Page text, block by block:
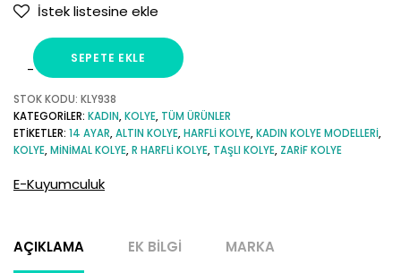
İstek listesine ekle
Harfli
Minimal
14
Altın
SEPETE EKLE
STOK KODU: KLY938
KATEGORILER: KADIN,KOLYE, TÜM ÜRÜNLER
ETIKETLER: 14 AYAR,ALTIN KOLYE,HARFLI KOLYE,KADIN KOLYE MODELLERI,
KOLYE,MINIMAL KOLYE,R HARFLI KOLYE, TAŞLI KOLYE, ZARIF KOLYE
E-Kuyumculuk
AÇIKLAMA EK BILGI MARKA